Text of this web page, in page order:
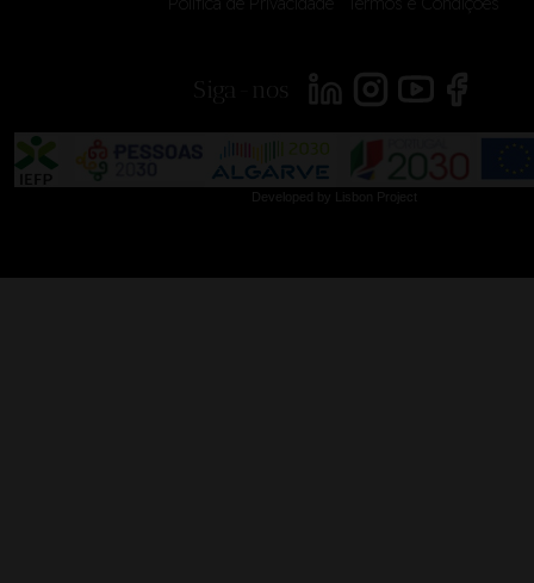
Siga-nos
Developed by Lisbon Project